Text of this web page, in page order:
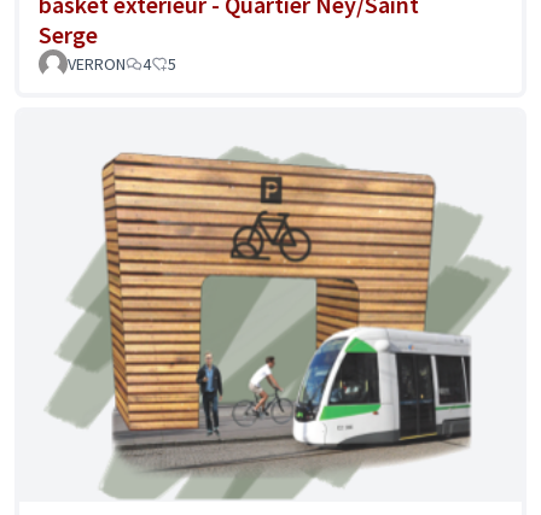
Serge
VERRON 4 5